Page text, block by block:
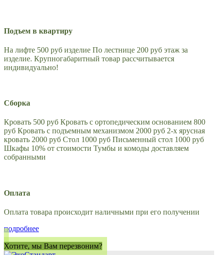
Подъем в квартиру
На лифте 500 руб изделие По лестнице 200 руб этаж за
изделие. Крупногабаритный товар рассчитывается
индивидуально!
Сборка
Кровать 500 руб Кровать с ортопедическим основанием 800
руб Кровать с подъемным механизмом 2000 руб 2-х ярусная
кровать 2000 руб Стол 1000 руб Письменный стол 1000 руб
Шкафы 10% от стоимости Тумбы и комоды доставляем
собранными
Оплата
Оплата товара происходит наличными при его получении
подробнее
Хотите, мы Вам перезвоним?